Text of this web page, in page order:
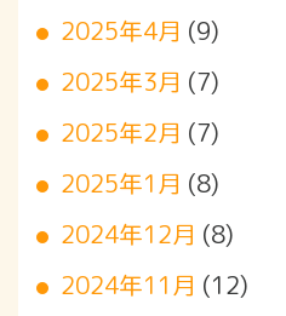
2025年4月 (9)
2025年3月 (7)
2025年2月 (7)
2025年1月 (8)
2024年12月 (8)
2024年11月 (12)